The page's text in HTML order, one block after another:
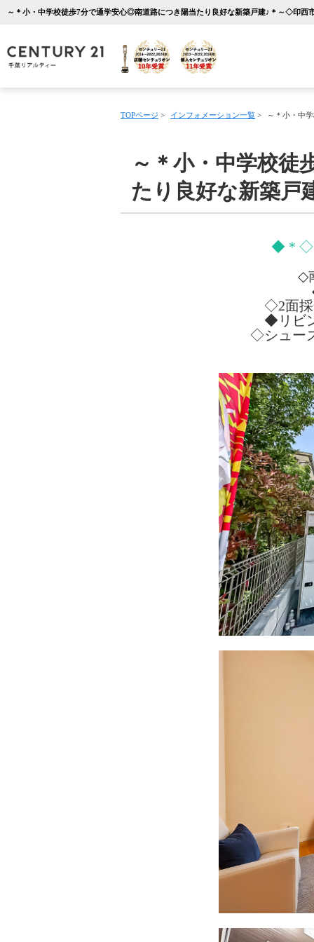
TOPページ > インフォメーション一覧 > ～＊小・中
～＊小・中学校徒
たり良好な新築
◆＊◇
◇
◇2面採
◆リビ
◇シュー